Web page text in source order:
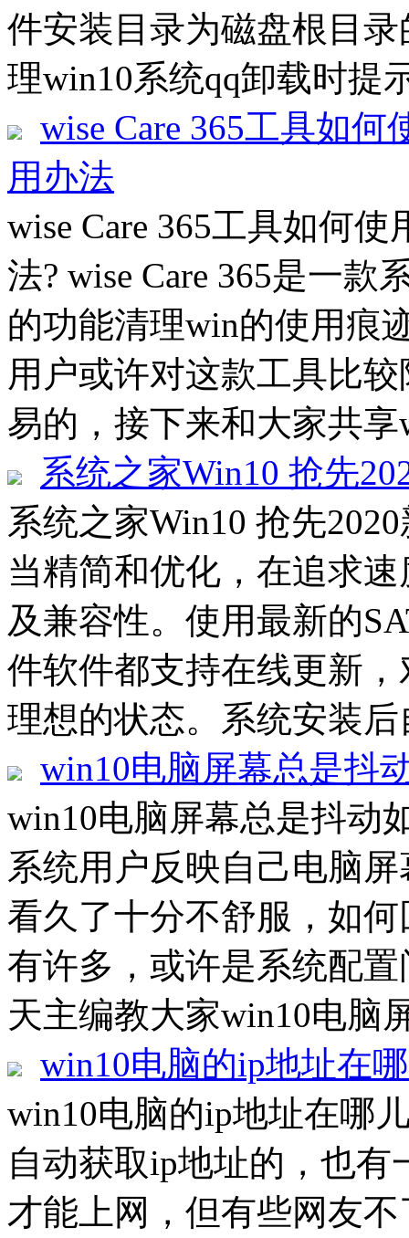
件安装目录为磁盘根目
理win10系统qq卸载时提
wise Care 365工具如何
用办法
wise Care 365工具如何使
法? wise Care 365是一
的功能清理win的使用痕
用户或许对这款工具比
易的，接下来和大家共享
系统之家Win10 抢先
系统之家Win10 抢先
当精简和优化，在追求
及兼容性。使用最新的
件软件都支持在线更新
理想的状态。系统安装
win10电脑屏幕总是抖
win10电脑屏幕总是抖动
系统用户反映自己电脑
看久了十分不舒服，如
有许多，或许是系统配
天主编教大家win10电脑
win10电脑的ip地址在
win10电脑的ip地址在哪
自动获取ip地址的，也
才能上网，但有些网友